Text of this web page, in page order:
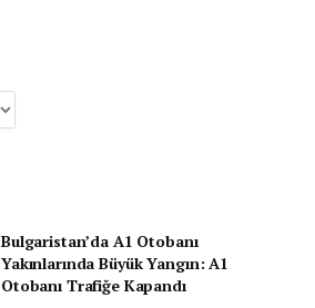
Bulgaristan’da A1 Otobanı
Yakınlarında Büyük Yangın: A1
Otobanı Trafiğe Kapandı